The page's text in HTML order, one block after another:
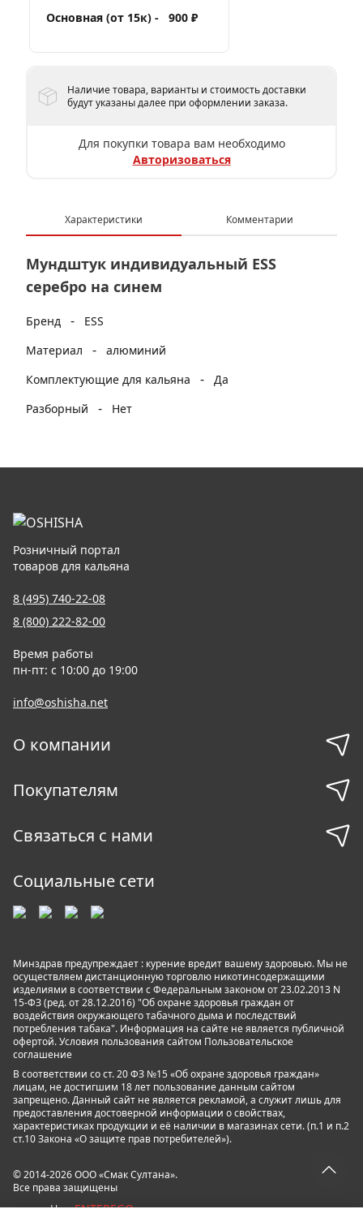
Основная (от 15к) -
900 ₽
Наличие товара, варианты и стоимость доставки
будут указаны далее при оформлении заказа.
Для покупки товара вам необходимо
Авторизоваться
Характеристики Комментарии
Мундштук индивидуальный ESS
серебро на синем
Бренд -
ESS
Материал
- алюминий
Комплектующие для кальяна
- Да
Разборный
- Нет
Розничный портал
товаров для кальяна
8 (495) 740-22-08
8 (800) 222-82-00
Время работы
пн-пт: с 10:00 до 19:00
info@oshisha.net
О компании
Покупателям
Связаться с нами
Социальные сети
Минздрав предупреждает : курение вредит вашему здоровью. Мы не
осуществляем дистанционную торговлю никотинсодержащими
изделиями в соответствии с Федеральным законом от 23.02.2013 N
15-ФЗ (ред. от 28.12.2016) "Об охране здоровья граждан от
воздействия окружающего табачного дыма и последствий
потребления табака". Информация на сайте не является публичной
офертой. Условия пользования сайтом Пользовательское
соглашение
В соответствии со ст. 20 ФЗ №15 «Об охране здоровья граждан»
лицам, не достигшим 18 лет пользование данным сайтом
запрещено. Данный сайт не является рекламой, а служит лишь для
предоставления достоверной информации о свойствах,
характеристиках продукции и её наличии в магазинах сети. (п.1 и п.2
ст.10 Закона «О защите прав потребителей»).
© 2014-2026 ООО «Смак Султана».
Все права защищены